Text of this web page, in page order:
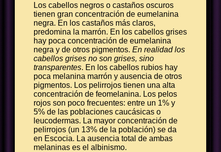
Los cabellos negros o castaños oscuros
tienen gran concentración de eumelanina
negra. En los castaños más claros,
predomina la marrón. En los cabellos grises
hay poca concentración de eumelanina
negra y de otros pigmentos.En realidad los
cabellos grises no son grises, sino
transparentes. En los cabellos rubios hay
poca melanina marrón y ausencia de otros
pigmentos. Los pelirrojos tienen una alta
concentración de feomelanina. Los pelos
rojos son poco frecuentes: entre un 1% y
5% de las poblaciones caucásicas o
leucodermas. La mayor concentración de
pelirrojos (un 13% de la población) se da
en Escocia. La ausencia total de ambas
melaninas es el albinismo.